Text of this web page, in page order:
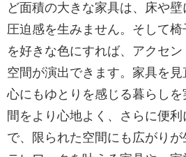
ど面積の大きな家具は、床や
圧迫感を生みません。そして
を好きな色にすれば、アクセ
空間が演出できます。家具を
心にもゆとりを感じる暮らし
間をより⼼地よく、さらに便
で、限られた空間にも広がり